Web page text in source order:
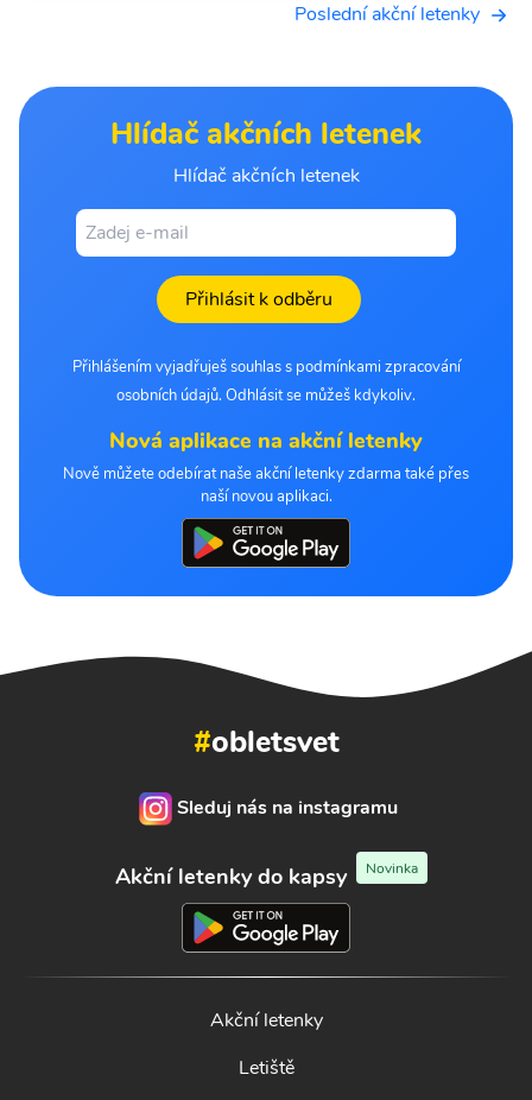
Poslední akční letenky
Hlídač akčních letenek
Hlídač akčních letenek
Přihlásit k odběru
Přihlášením vyjadřuješ souhlas s podmínkami zpracování
osobních údajů. Odhlásit se můžeš kdykoliv.
Nová aplikace na akční letenky
Nově můžete odebírat naše akční letenky zdarma také přes
naší novou aplikaci.
#obletsvet
Sleduj nás na instagramu
Akční letenky do kapsy Novinka
Akční letenky
Letiště